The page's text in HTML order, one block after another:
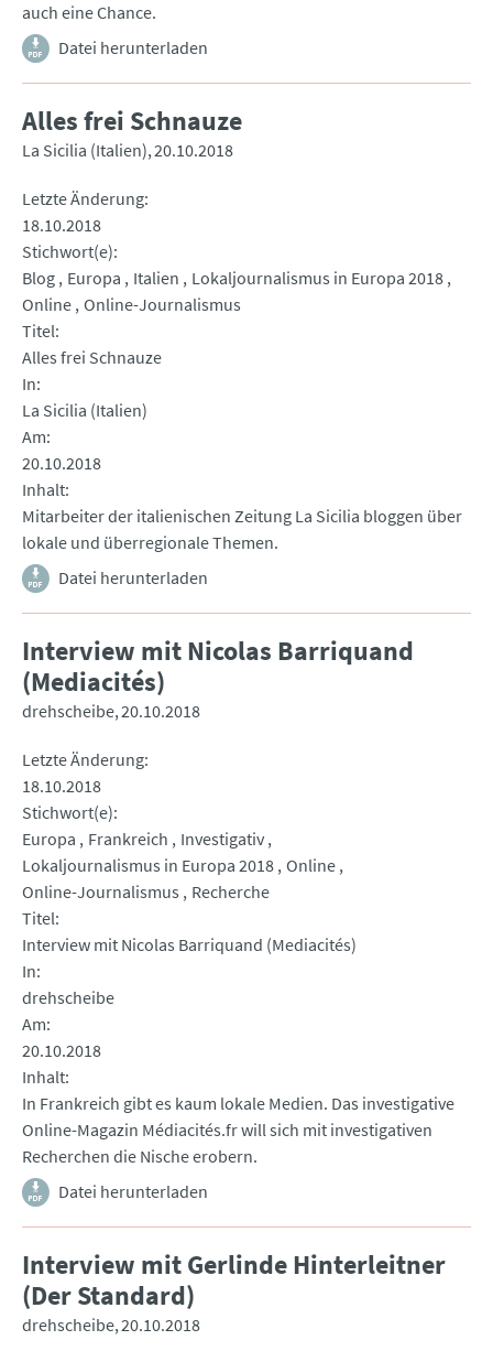
auch eine Chance.
Datei herunterladen
Alles frei Schnauze
La Sicilia (Italien) 20.10.2018
Letzte Änderung
18.10.2018
Stichwort(e)
Blog Europa Italien
Lokaljournalismus in Europa 2018
Online Online-Journalismus
Titel
Alles frei Schnauze
In
La Sicilia (Italien)
Am
20.10.2018
Inhalt
Mitarbeiter der italienischen Zeitung La Sicilia bloggen über
lokale und überregionale Themen.
Datei herunterladen
Interview mit Nicolas Barriquand
(Mediacités)
drehscheibe 20.10.2018
Letzte Änderung
18.10.2018
Stichwort(e)
Europa
Frankreich
Investigativ
Lokaljournalismus in Europa 2018 Online
Online-Journalismus
Recherche
Titel
Interview mit Nicolas Barriquand (Mediacités)
In
drehscheibe
Am
20.10.2018
Inhalt
In Frankreich gibt es kaum lokale Medien. Das investigative
Online-Magazin Médiacités.fr will sich mit investigativen
Recherchen die Nische erobern.
Datei herunterladen
Interview mit Gerlinde Hinterleitner
(Der Standard)
drehscheibe 20.10.2018